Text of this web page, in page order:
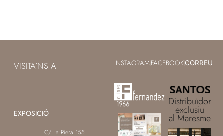
VISITA’NS A
EXPOSICIÓ
C/ La Riera 155
INSTAGRAMFACEBOOKCORREU
Distribuïdor
exclusiu
al Maresme